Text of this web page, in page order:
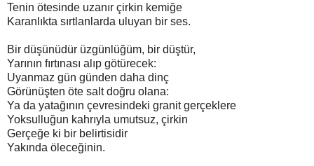
Tenin ötesinde uzanır çirkin kemiğe
Karanlıkta sırtlanlarda uluyan bir ses.
Bir düşünüdür üzgünlüğüm, bir düştür,
Yarının fırtınası alıp götürecek:
Uyanmaz gün günden daha dinç
Görünüşten öte salt doğru olana:
Ya da yatağının çevresindeki granit gerçeklere
Yoksulluğun kahrıyla umutsuz, çirkin
Gerçeğe ki bir belirtisidir
Yakında öleceğinin.